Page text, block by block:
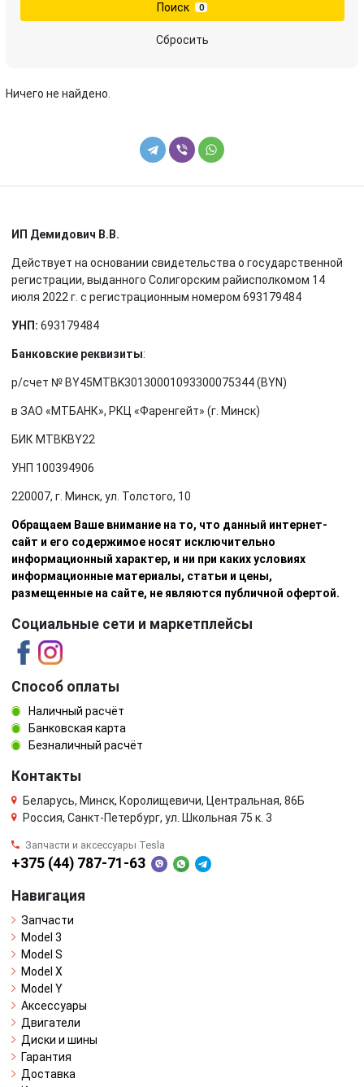
Поиск 0
Сбросить
Ничего не найдено.
ИП Демидович В.В.
Действует на основании свидетельства о государственной
регистрации, выданного Солигорским райисполкомом 14
июля 2022 г. с регистрационным номером 693179484
УНП: 693179484
Банковские реквизиты:
р/счет № BY45MTBK30130001093300075344 (BYN)
в ЗАО «МТБАНК», РКЦ «Фаренгейт» (г. Минск)
БИК MTBKBY22
УНП 100394906
220007, г. Минск, ул. Толстого, 10
Обращаем Ваше внимание на то, что данный интернет-
сайт и его содержимое носят исключительно
информационный характер, и ни при каких условиях
информационные материалы, статьи и цены,
размещенные на сайте, не являются публичной офертой.
Социальные сети и маркетплейсы
Способ оплаты
Наличный расчёт
Банковская карта
Безналичный расчёт
Контакты
Беларусь, Минск, Королищевичи, Центральная, 86Б
Россия, Санкт-Петербург, ул. Школьная 75 к. 3
Запчасти и аксессуары Tesla
+375 (44) 787-71-63
Навигация
Запчасти
Model 3
Model S
Model X
Model Y
Аксессуары
Двигатели
Диски и шины
Гарантия
Доставка